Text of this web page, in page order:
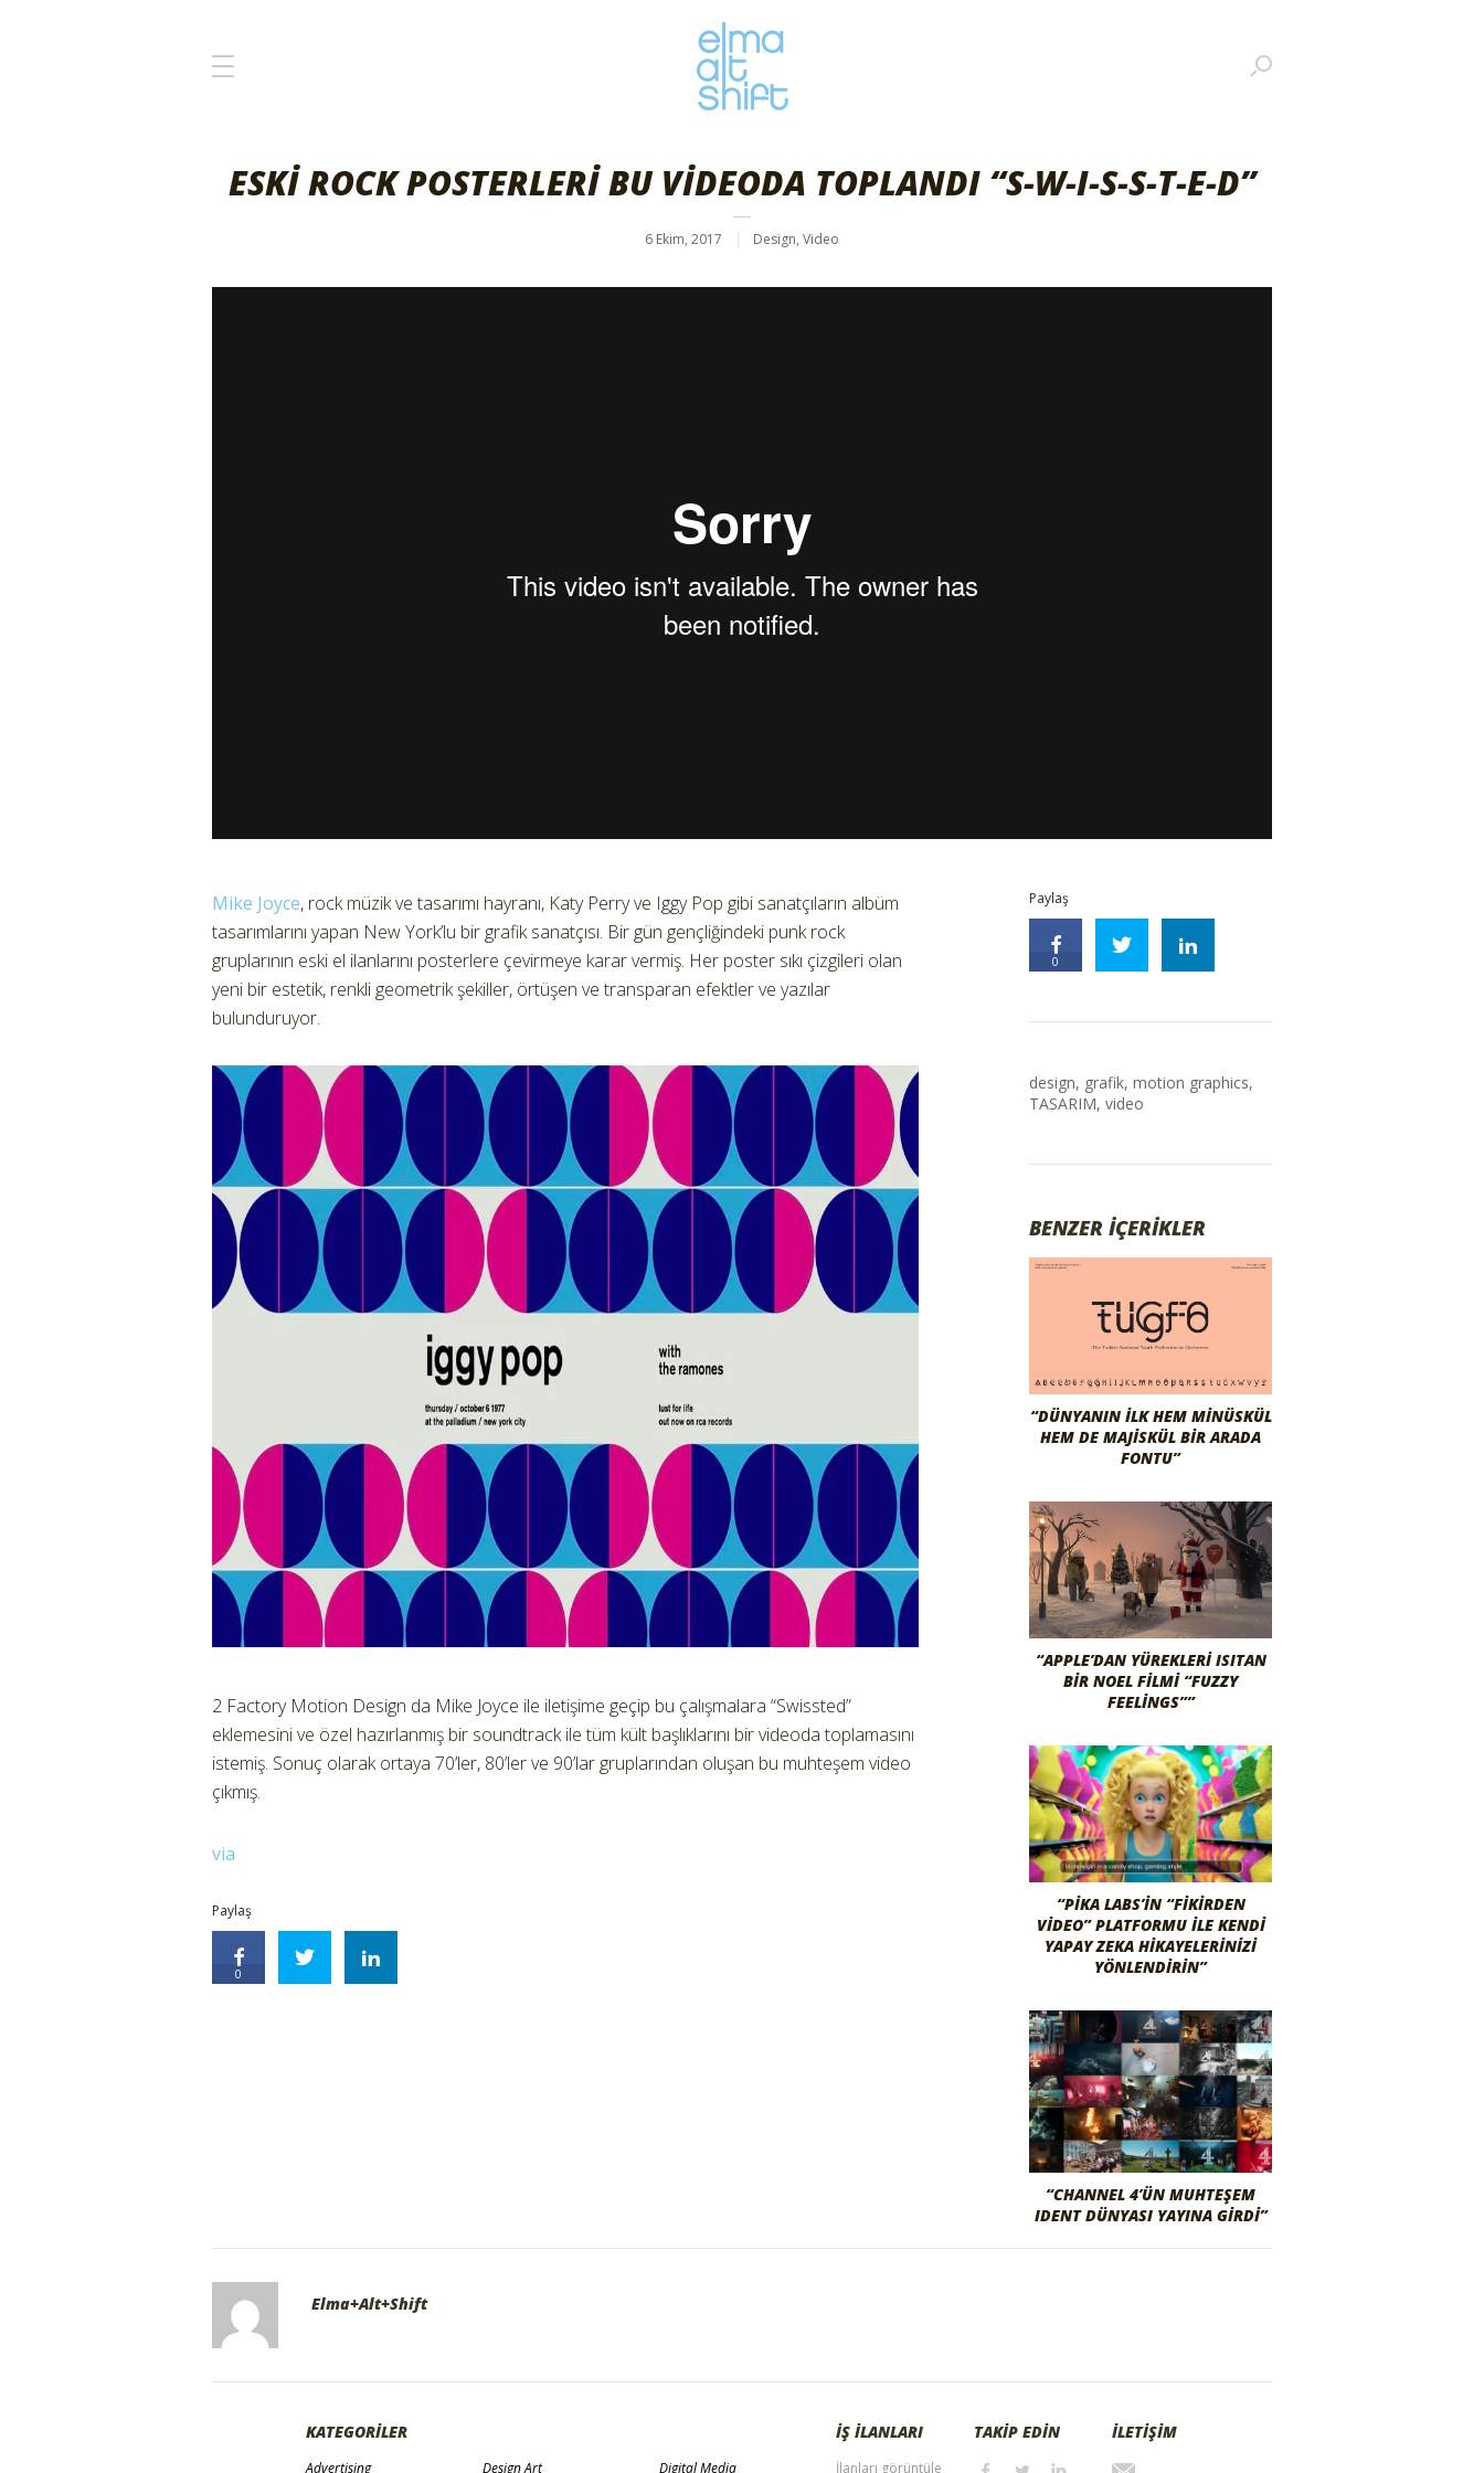
ESKİ ROCK POSTERLERİ BU VİDEODA TOPLANDI “S-W-I-S-S-T-E-D”
6 Ekim, 2017 Design, Video
Mike Joyce, rock müzik ve tasarımı hayranı, Katy Perry ve Iggy Pop gibi sanatçıların albüm
tasarımlarını yapan New York’lu bir grafik sanatçısı. Bir gün gençliğindeki punk rock
gruplarının eski el ilanlarını posterlere çevirmeye karar vermiş. Her poster sıkı çizgileri olan
yeni bir estetik, renkli geometrik şekiller, örtüşen ve transparan efektler ve yazılar
bulunduruyor.
2 Factory Motion Design da Mike Joyce ile iletişime geçip bu çalışmalara “Swissted”
eklemesini ve özel hazırlanmış bir soundtrack ile tüm kült başlıklarını bir videoda toplamasını
istemiş. Sonuç olarak ortaya 70’ler, 80’ler ve 90’lar gruplarından oluşan bu muhteşem video
çıkmış.
via
Paylaş
0
Paylaş
0
design, grafik, motion graphics,
TASARIM, video
BENZER İÇERİKLER
“DÜNYANIN İLK HEM MINÜSKÜL
HEM DE MAJISKÜL BIR ARADA
FONTU”
“APPLE’DAN YÜREKLERI ISITAN
BIR NOEL FILMI “FUZZY
FEELINGS””
“PIKA LABS’IN “FIKIRDEN
VIDEO” PLATFORMU ILE KENDI
YAPAY ZEKA HIKAYELERINIZI
YÖNLENDIRIN”
“CHANNEL 4’ÜN MUHTEŞEM
IDENT DÜNYASI YAYINA GIRDI”
Elma+Alt+Shift
KATEGORİLER
Advertising Design Art Digital Media
İŞ İLANLARI
İlanları görüntüle
TAKİP EDİN İLETİŞİM